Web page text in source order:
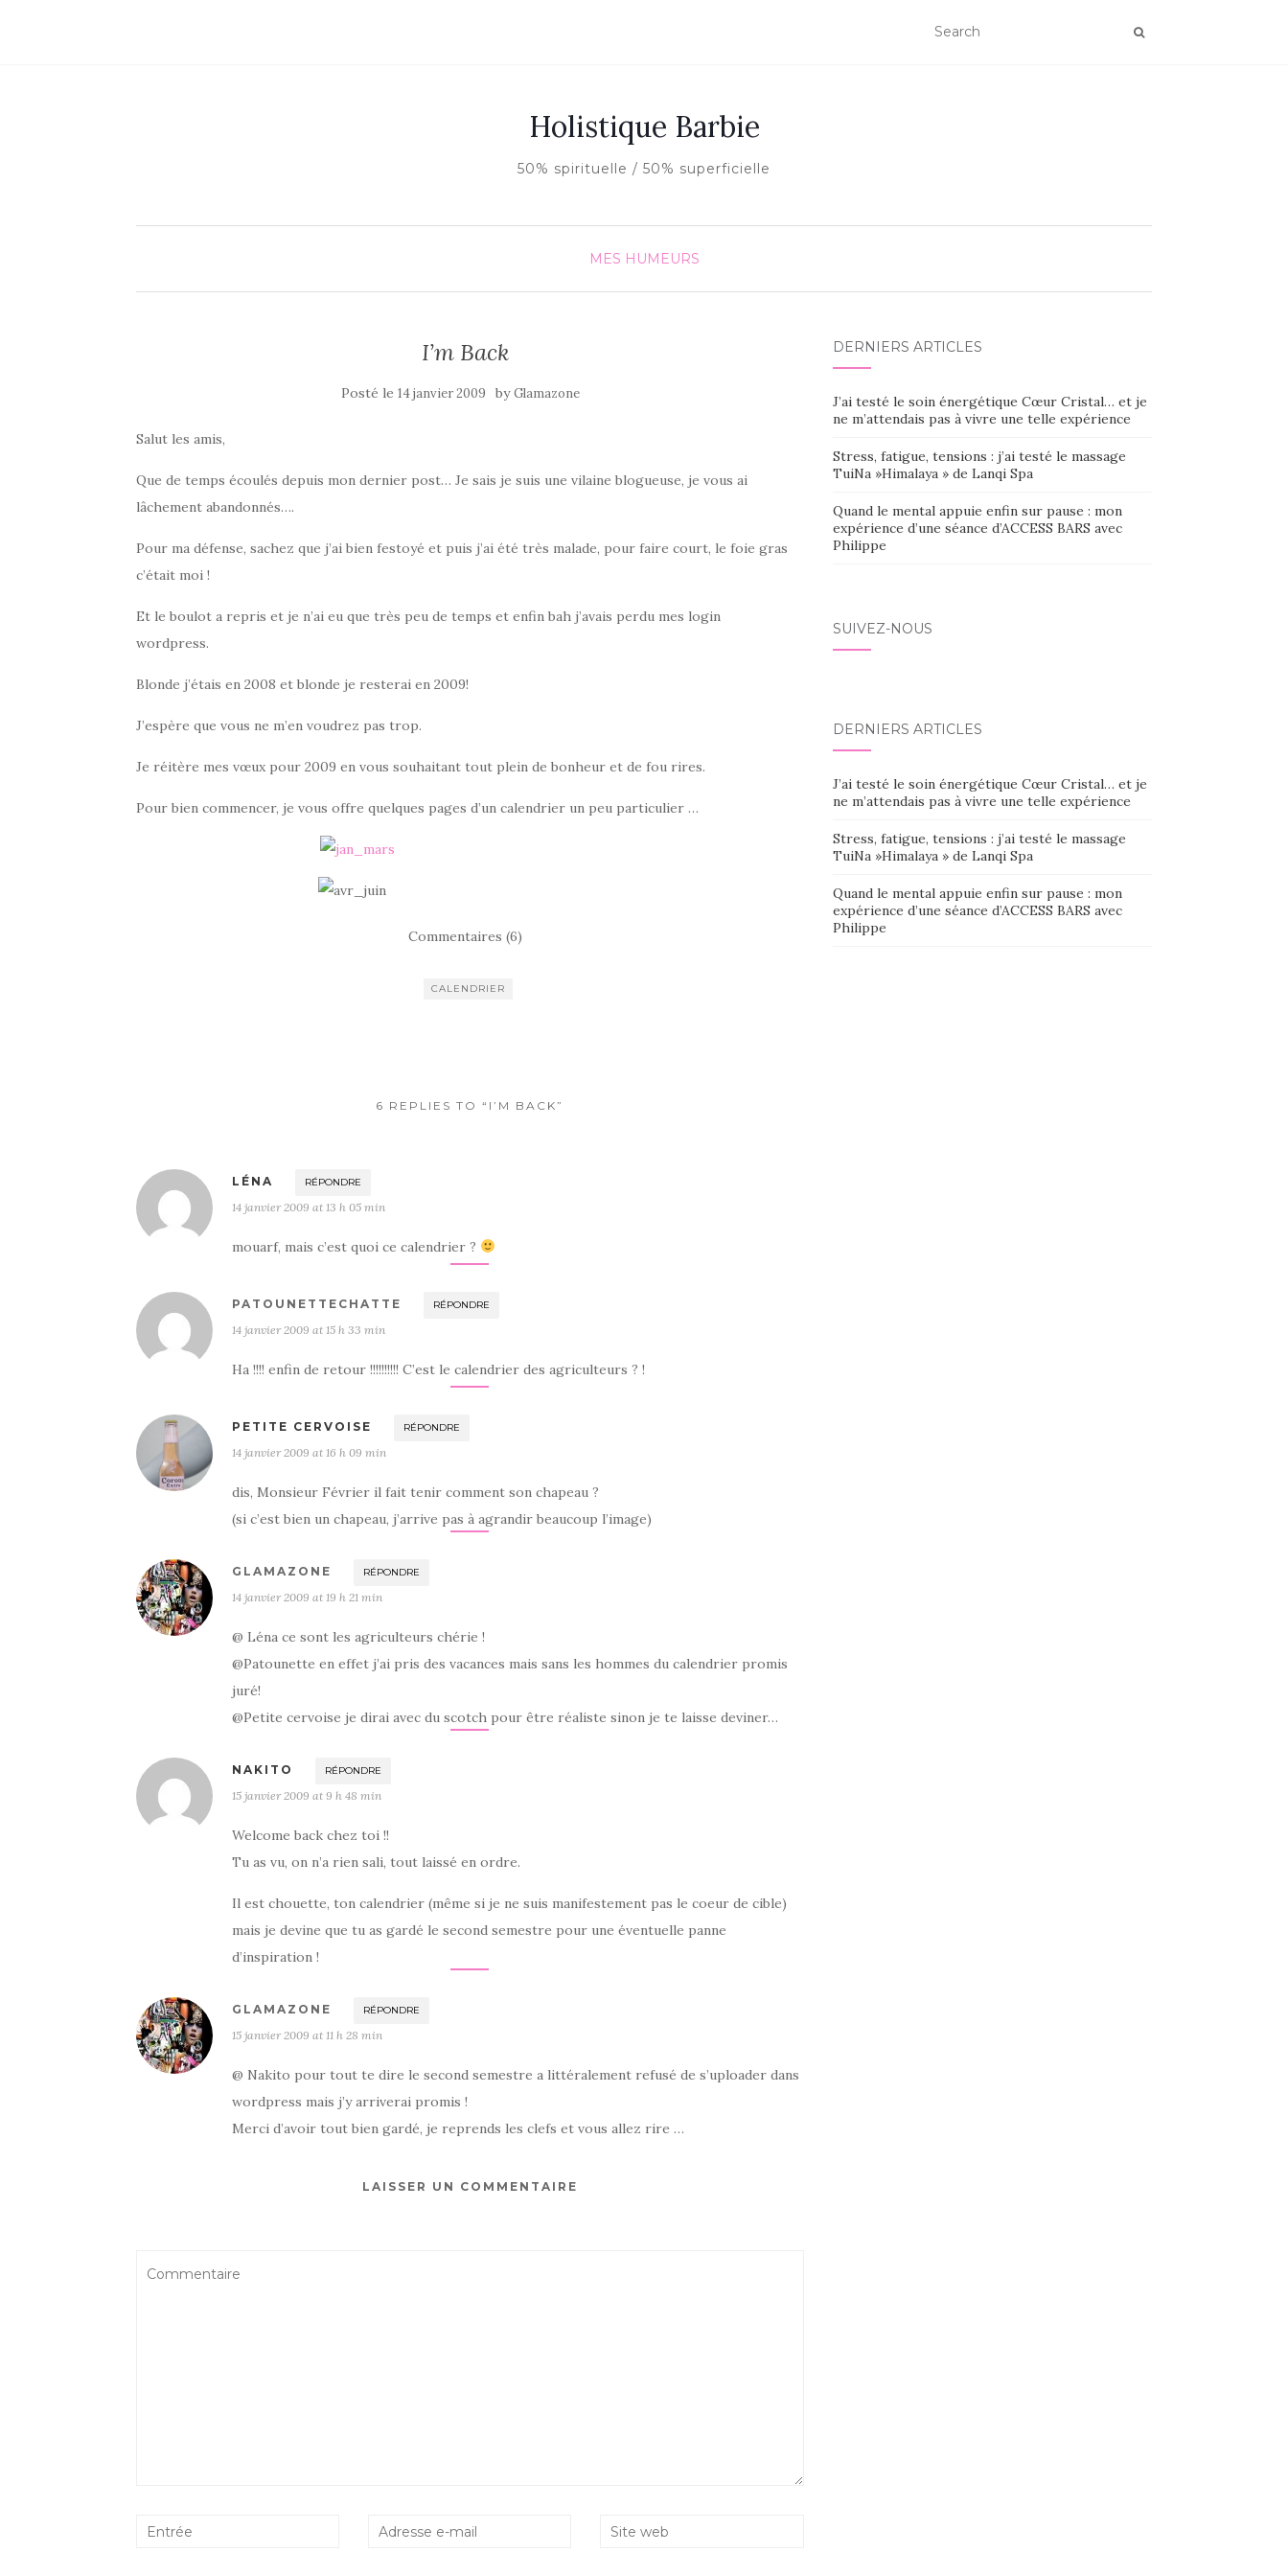
Holistique Barbie
50% spirituelle / 50% superficielle
MES HUMEURS
I’m Back
Posté le 14 janvier 2009 byGlamazone
Salut les amis,
Que de temps écoulés depuis mon dernier post… Je sais je suis une vilaine blogueuse, je vous ai
lâchement abandonnés….
Pour ma défense, sachez que j’ai bien festoyé et puis j’ai été très malade, pour faire court, le foie gras
c’était moi !
Et le boulot a repris et je n’ai eu que très peu de temps et enfin bah j’avais perdu mes login
wordpress.
Blonde j’étais en 2008 et blonde je resterai en 2009!
J’espère que vous ne m’en voudrez pas trop.
Je réitère mes vœux pour 2009 en vous souhaitant tout plein de bonheur et de fou rires.
Pour bien commencer, je vous offre quelques pages d’un calendrier un peu particulier …
Commentaires (6)
CALENDRIER
6 REPLIES TO “I’M BACK”
LÉNA RÉPONDRE
14 janvier 2009 at 13 h 05 min
mouarf, mais c’est quoi ce calendrier ?
PATOUNETTECHATTE RÉPONDRE
14 janvier 2009 at 15 h 33 min
Ha !!!! enfin de retour !!!!!!!!!! C’est le calendrier des agriculteurs ? !
PETITE CERVOISE RÉPONDRE
14 janvier 2009 at 16 h 09 min
dis, Monsieur Février il fait tenir comment son chapeau ?
(si c’est bien un chapeau, j’arrive pas à agrandir beaucoup l’image)
GLAMAZONE RÉPONDRE
14 janvier 2009 at 19 h 21 min
@ Léna ce sont les agriculteurs chérie !
@Patounette en effet j’ai pris des vacances mais sans les hommes du calendrier promis
juré!
@Petite cervoise je dirai avec du scotch pour être réaliste sinon je te laisse deviner…
NAKITO RÉPONDRE
15 janvier 2009 at 9 h 48 min
Welcome back chez toi !!
Tu as vu, on n’a rien sali, tout laissé en ordre.
Il est chouette, ton calendrier (même si je ne suis manifestement pas le coeur de cible)
mais je devine que tu as gardé le second semestre pour une éventuelle panne
d’inspiration !
GLAMAZONE RÉPONDRE
15 janvier 2009 at 11 h 28 min
@ Nakito pour tout te dire le second semestre a littéralement refusé de s’uploader dans
wordpress mais j’y arriverai promis !
Merci d’avoir tout bien gardé, je reprends les clefs et vous allez rire …
LAISSER UN COMMENTAIRE
DERNIERS ARTICLES
J’ai testé le soin énergétique Cœur Cristal… et je
ne m’attendais pas à vivre une telle expérience
Stress, fatigue, tensions : j’ai testé le massage
TuiNa »Himalaya » de Lanqi Spa
Quand le mental appuie enfin sur pause : mon
expérience d’une séance d’ACCESS BARS avec
Philippe
SUIVEZ-NOUS
DERNIERS ARTICLES
J’ai testé le soin énergétique Cœur Cristal… et je
ne m’attendais pas à vivre une telle expérience
Stress, fatigue, tensions : j’ai testé le massage
TuiNa »Himalaya » de Lanqi Spa
Quand le mental appuie enfin sur pause : mon
expérience d’une séance d’ACCESS BARS avec
Philippe